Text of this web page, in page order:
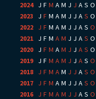
2024: J F M A M J J A S O
2023
J F M A M J J A S O
2022
J F M A M J J A S O
2021
J F M A M J J A S O
2020
J F M A M J J A S O
2019
J F M A M J J A S O
2018
J F M A M J J A S O
2017
J F M A M J J A S O
2016
J F M A M J J A S O